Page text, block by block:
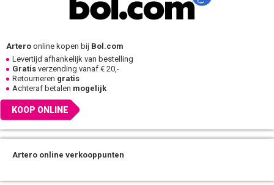
Artero online kopen bij Bol.com
Levertijd afhankelijk van bestelling
Gratis verzending vanaf € 20,-
Retourneren gratis
Achteraf betalen mogelijk
KOOP ONLINE
Artero online verkooppunten